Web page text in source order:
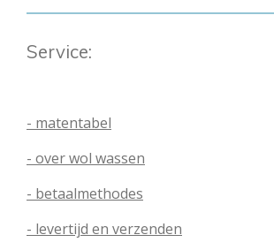
Service:
- matentabel
- over wol wassen
- betaalmethodes
- levertijd en verzenden